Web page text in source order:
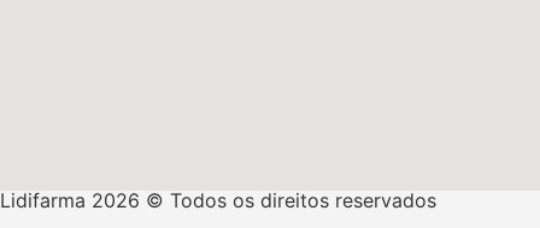
Lidifarma 2026 © Todos os direitos reservados